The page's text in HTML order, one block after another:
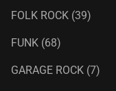
FOLK ROCK (39)
FUNK (68)
GARAGE ROCK (7)